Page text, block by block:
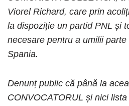
Viorel Richard, care prin
la dispoziție un partid PNL și
necesare pentru a umilii
Spania.
Denunț public că până la
CONVOCATORUL și nici